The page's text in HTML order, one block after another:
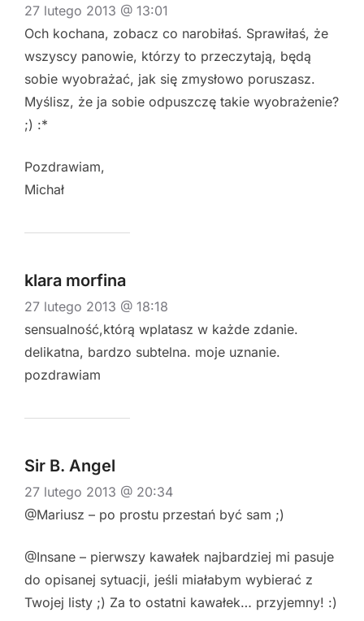
27 lutego 2013 @ 13:01
Och kochana, zobacz co narobiłaś. Sprawiłaś, że
wszyscy panowie, którzy to przeczytają, będą
sobie wyobrażać, jak się zmysłowo poruszasz.
Myślisz, że ja sobie odpuszczę takie wyobrażenie?
;) :*
Pozdrawiam,
Michał
klara morfina
27 lutego 2013 @ 18:18
sensualność,którą wplatasz w każde zdanie.
delikatna, bardzo subtelna. moje uznanie.
pozdrawiam
Sir B. Angel
27 lutego 2013 @ 20:34
@Mariusz – po prostu przestań być sam ;)
@Insane – pierwszy kawałek najbardziej mi pasuje
do opisanej sytuacji, jeśli miałabym wybierać z
Twojej listy ;) Za to ostatni kawałek… przyjemny! :)